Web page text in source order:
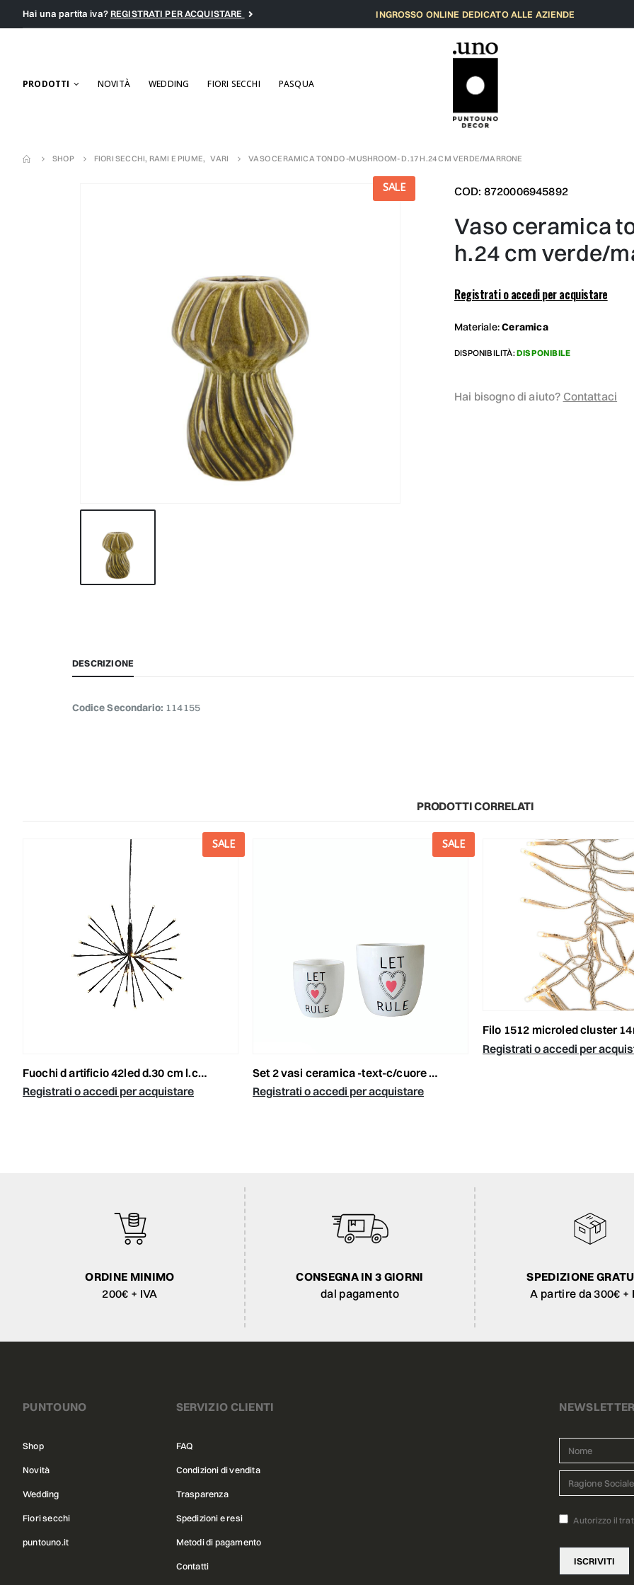
Hai una partita iva?REGISTRATI PER ACQUISTARE INGROSSO ONLINE DEDICATO ALLE AZIENDE
PRODOTTI NOVITÀ WEDDING FIORI SECCHI PASQUA
SHOP FIORI SECCHI, RAMI E PIUME, VARI VASO CERAMICA TONDO -MUSHROOM- D.17 H.24 CM VERDE/MARRONE
SALE COD: 8720006945892
vaso ceramica tondo -mushroom- d.17
h.24 cm verde/
Registrati o accedi per acquistare
Materiale:Ceramica
DISPONIBILITÀ:DISPONIBILE
Hai bisogno di aiuto? Contattaci
DESCRIZIONE
Codice Secondario: 114155
PRODOTTI CORRELATI
SALE
fuochi d artificio 42led d.30 cm l.calda -firework- esterno
Registrati o accedi per acquistare
SALE
set 2 vasi ceramica -text-c/cuore bianco
Registrati o accedi per acquistare
filo 1512 microled cluster 14mt l.calda/
Registrati o accedi per
ORDINE MINIMO
200€ + IVA
CONSEGNA IN 3 GIORNI
dal pagamento
SPEDIZIONE
A partire da 300€ +
PUNTOUNO
Shop
Novità
Wedding
Fiori secchi
puntouno.it
SERVIZIO CLIENTI
FAQ
Condizioni di vendita
Trasparenza
Spedizioni e resi
Metodi di pagamento
Contatti
NEWSLETTER
Autorizzo il